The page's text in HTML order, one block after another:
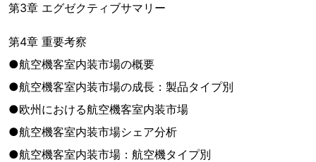
第3章 エグゼクティブサマリー
第4章 重要考察
●航空機客室内装市場の概要
●航空機客室内装市場の成長：製品タイプ別
●欧州における航空機客室内装市場
●航空機客室内装市場シェア分析
●航空機客室内装市場：航空機タイプ別